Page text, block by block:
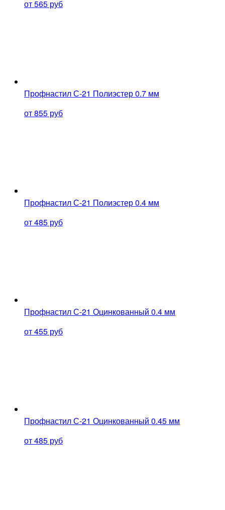
от 565 руб
Профнастил С-21 Полиэстер 0.7 мм
от 855 руб
Профнастил С-21 Полиэстер 0.4 мм
от 485 руб
Профнастил С-21 Оцинкованный 0.4 мм
от 455 руб
Профнастил С-21 Оцинкованный 0.45 мм
от 485 руб